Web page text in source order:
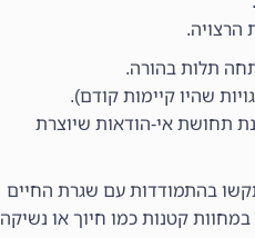
הרצויה.
תלות בהורה.
שהיו קיימות קודם).
תחושת אי-הודאות שיוצרת
בהתמודדות עם שגרת החיים
קטנות כמו חיוך או נשיקה